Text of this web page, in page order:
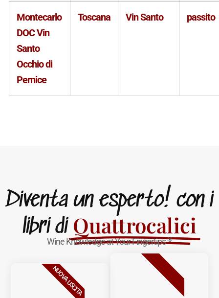
Montecarlo
DOC Vin
Santo
Occhio di
Pernice
Toscana Vin Santo passito
Diventa un esperto! con i
libri di Quattrocalici
Wine Knowledge at Your Fingertips®
NUOVA USCITA BESTSELLER